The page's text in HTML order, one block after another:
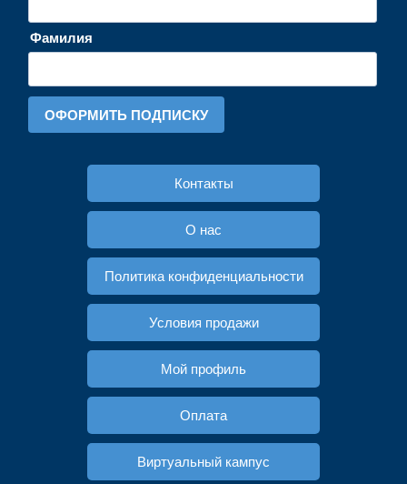
Фамилия
ОФОРМИТЬ ПОДПИСКУ
Контакты
О нас
Политика конфиденциальности
Условия продажи
Мой профиль
Оплата
Виртуальный кампус